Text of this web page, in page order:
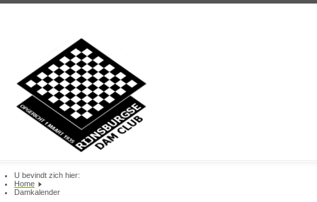
U bevindt zich hier:
Home
Damkalender